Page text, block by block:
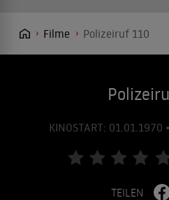
Filme Polizeiruf 110
KINOSTART: 01.01.1970
TEILEN